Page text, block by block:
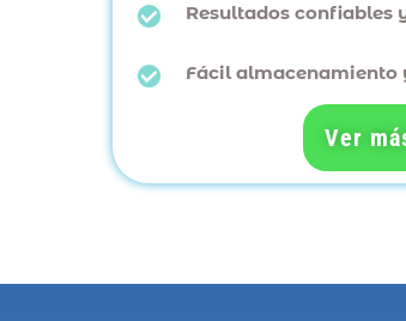
Resultados confiables
Fácil almacenamiento
Ver